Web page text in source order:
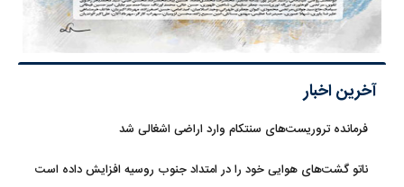
آخرین اخبار
فرمانده تروریست‌های سنتکام وارد اراضی اشغالی شد
ناتو گشت‌های هوایی خود را در امتداد جنوب روسیه افزایش داده است